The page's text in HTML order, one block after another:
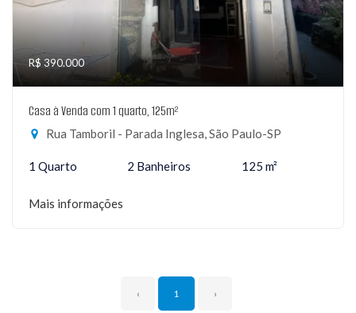
R$ 390.000
Casa à Venda com 1 quarto, 125m²
Rua Tamboril - Parada Inglesa, São Paulo-SP
1 Quarto 2 Banheiros 125 m²
Mais informações
‹ 1 ›